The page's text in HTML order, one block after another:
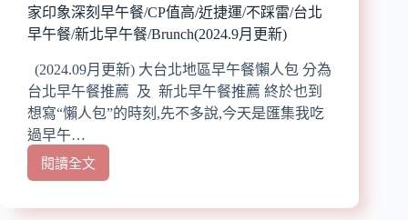
家印象深刻早午餐/CP值高/近捷運/不踩雷/台北
早午餐/新北早午餐/Brunch(2024.9月更新)
(2024.09月更新) 大台北地區早午餐懶人包 分為
台北早午餐推薦 及 新北早午餐推薦 終於也到
想寫“懶人包”的時刻,先不多說,今天是匯集我吃
過早午…
閱讀全文
【大
北